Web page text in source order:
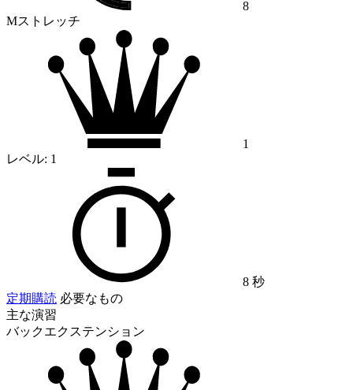
8
Mストレッチ
1
レベル: 1
8 秒
定期購読 必要なもの
主な演習
バックエクステンション